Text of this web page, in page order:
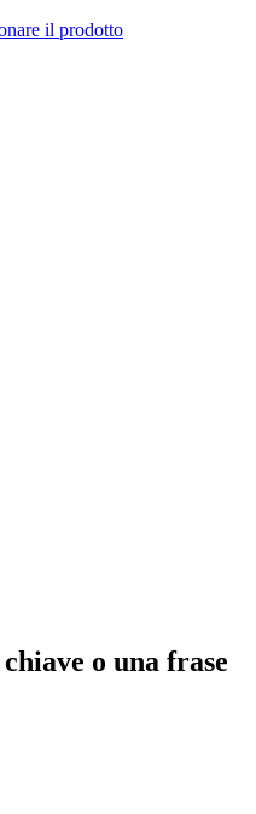
il prodotto
o una frase